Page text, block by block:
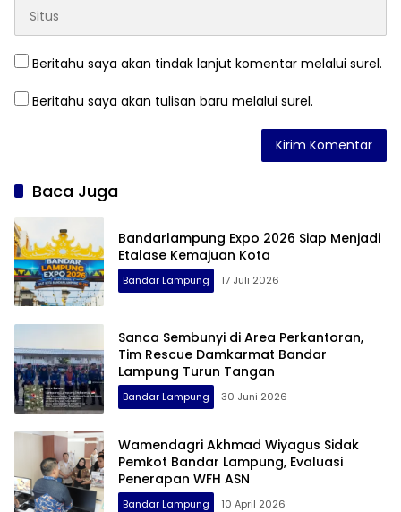
Beritahu saya akan tindak lanjut komentar melalui surel.
Beritahu saya akan tulisan baru melalui surel.
Baca Juga
Bandarlampung Expo 2026 Siap Menjadi
Etalase Kemajuan Kota
Bandar Lampung 17 Juli 2026
Sanca Sembunyi di Area Perkantoran,
Tim Rescue Damkarmat Bandar
Lampung Turun Tangan
Bandar Lampung 30 Juni 2026
Wamendagri Akhmad Wiyagus Sidak
Pemkot Bandar Lampung, Evaluasi
Penerapan WFH ASN
Bandar Lampung 10 April 2026